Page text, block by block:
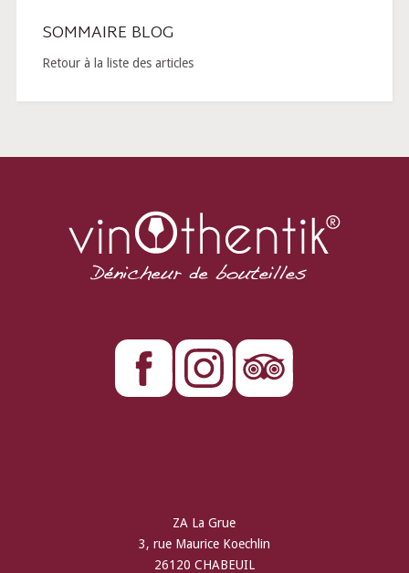
SOMMAIRE BLOG
Retour à la liste des articles
ZA La Grue
3, rue Maurice Koechlin
26120 CHABEUIL